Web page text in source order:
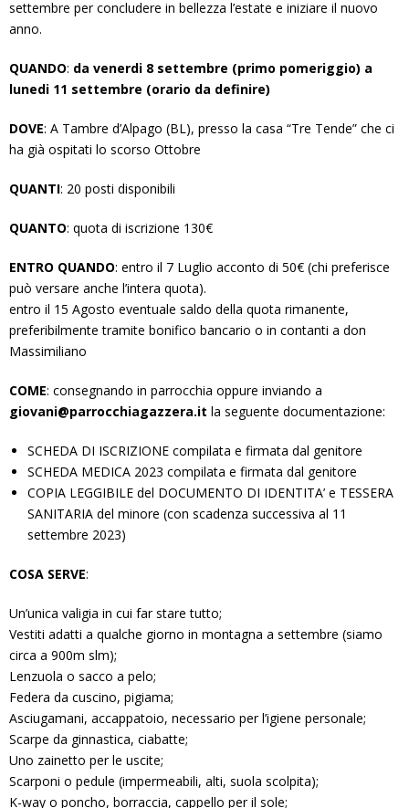
settembre per concludere in bellezza l’estate e iniziare il nuovo
anno.
QUANDO: da venerdi 8 settembre (primo pomeriggio) a
lunedi 11 settembre (orario da definire)
DOVE: A Tambre d’Alpago (BL), presso la casa “Tre Tende” che ci
ha già ospitati lo scorso Ottobre
QUANTI: 20 posti disponibili
QUANTO: quota di iscrizione 130€
ENTRO QUANDO: entro il 7 Luglio acconto di 50€ (chi preferisce
può versare anche l’intera quota).
entro il 15 Agosto eventuale saldo della quota rimanente,
preferibilmente tramite bonifico bancario o in contanti a don
Massimiliano
COME: consegnando in parrocchia oppure inviando a
giovani@parrocchiagazzera.it la seguente documentazione:
SCHEDA DI ISCRIZIONE compilata e firmata dal genitore
SCHEDA MEDICA 2023 compilata e firmata dal genitore
COPIA LEGGIBILE del DOCUMENTO DI IDENTITA’ e TESSERA
SANITARIA del minore (con scadenza successiva al 11
settembre 2023)
COSA SERVE:
Un’unica valigia in cui far stare tutto;
Vestiti adatti a qualche giorno in montagna a settembre (siamo
circa a 900m slm);
Lenzuola o sacco a pelo;
Federa da cuscino, pigiama;
Asciugamani, accappatoio, necessario per l’igiene personale;
Scarpe da ginnastica, ciabatte;
Uno zainetto per le uscite;
Scarponi o pedule (impermeabili, alti, suola scolpita);
K-way o poncho, borraccia, cappello per il sole;